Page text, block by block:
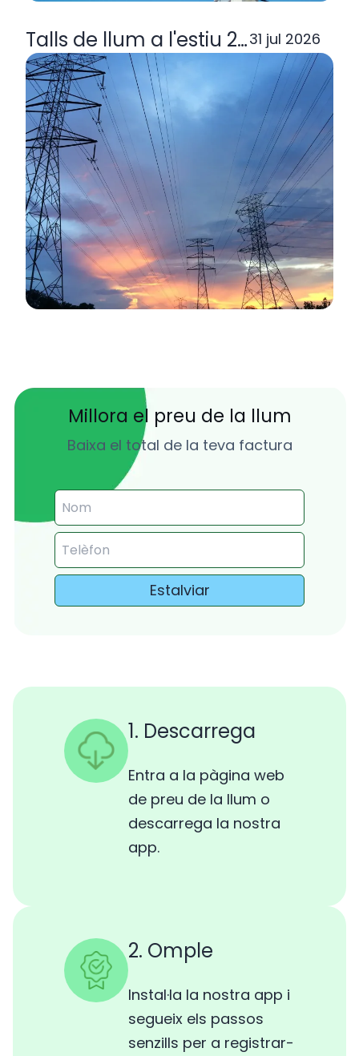
Talls de llum a l'estiu 2026: per
31 jul 2026
Millora el preu de la llum
Baixa el total de la teva factura
Estalviar
1. Descarrega
Entra a la pàgina web
de preu de la llum o
descarrega la nostra
app.
2. Omple
Instal·la la nostra app i
segueix els passos
senzills per a registrar-